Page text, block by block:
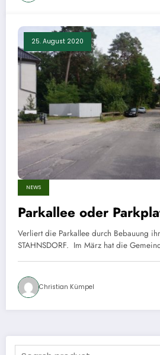
25. August 2020
NEWS
Parkallee oder
Verliert die Parkallee durch Bebauung
STAHNSDORF. Im März hat die
Christian Kümpel